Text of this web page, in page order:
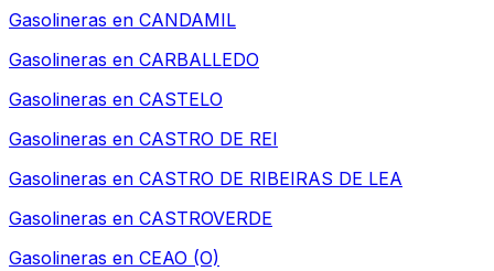
Gasolineras en CANDAMIL
Gasolineras en CARBALLEDO
Gasolineras en CASTELO
Gasolineras en CASTRO DE REI
Gasolineras en CASTRO DE RIBEIRAS DE LEA
Gasolineras en CASTROVERDE
Gasolineras en CEAO (O)